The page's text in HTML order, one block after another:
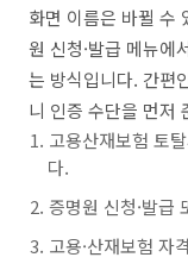
화면 이름은 바뀔 수
원 신청·발급 메뉴에
는 방식입니다. 간편
니 인증 수단을 먼저
고용산재보험 토
다.
증명원 신청·발급
고용·산재보험 자